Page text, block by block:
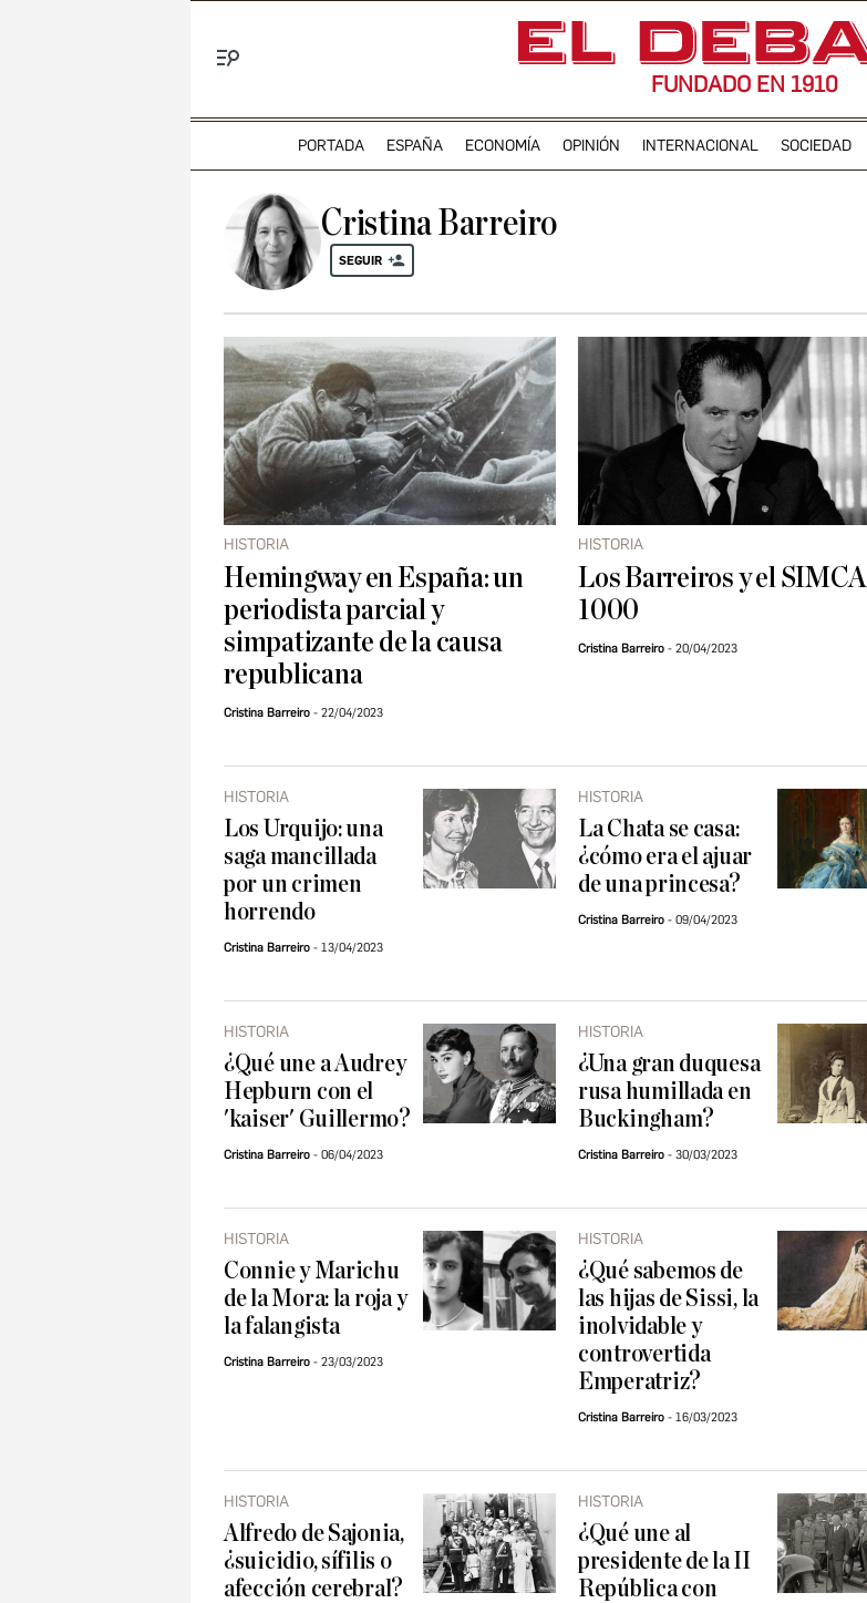
FUNDADO EN 1910
PORTADA ESPAÑA ECONOMÍA OPINIÓN INTERNACIONAL SOCIEDAD
Cristina Barreiro
SEGUIR
HISTORIA
Hemingway en España: un
periodista parcial y
simpatizante de la causa
republicana
Cristina Barreiro 22/04/2023
HISTORIA
Los Barreiros y el SIMCA
1000
Cristina Barreiro 20/04/2023
HISTORIA
Los Urquijo: una
saga mancillada
por un crimen
horrendo
Cristina Barreiro 13/04/2023
HISTORIA
La Chata se casa:
¿cómo era el ajuar
de una princesa?
Cristina Barreiro 09/04/2023
HISTORIA
¿Qué une a Audrey
Hepburn con el
'kaiser' Guillermo?
Cristina Barreiro 06/04/2023
HISTORIA
¿Una gran duquesa
rusa humillada en
Buckingham?
Cristina Barreiro 30/03/2023
HISTORIA
Connie y Marichu
de la Mora: la roja y
la falangista
Cristina Barreiro 23/03/2023
HISTORIA
¿Qué sabemos de
las hijas de Sissi, la
inolvidable y
controvertida
Emperatriz?
Cristina Barreiro 16/03/2023
HISTORIA
Alfredo de Sajonia,
¿suicidio, sífilis o
afección cerebral?
HISTORIA
¿Qué une al
presidente de la II
República con